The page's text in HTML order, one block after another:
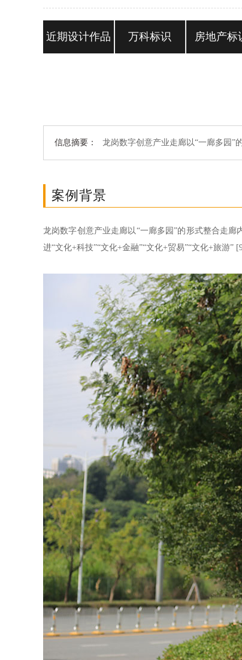
近期设计作品 万科标识 房地产标
信息摘要： 龙岗数字创意产业走廊以“一廊多园
案例背景
龙岗数字创意产业走廊以“一廊多园”的形式整合走
进“文化+科技”“文化+金融”“文化+贸易”“文化+旅游